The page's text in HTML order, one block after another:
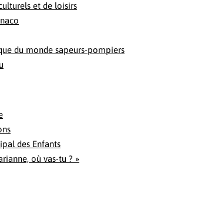
et de loisirs
du monde sapeurs-pompiers
des Enfants
où vas-tu ? »